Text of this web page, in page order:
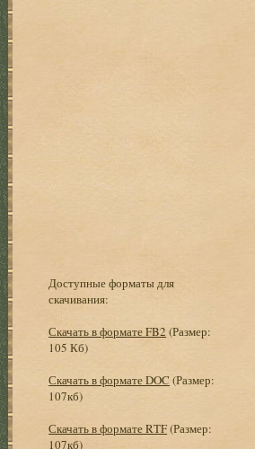
Доступные форматы для
скачивания:
Скачать в формате FB2 (Размер:
105 Кб)
Скачать в формате DOC (Размер:
107кб)
Скачать в формате RTF(Размер:
107кб)